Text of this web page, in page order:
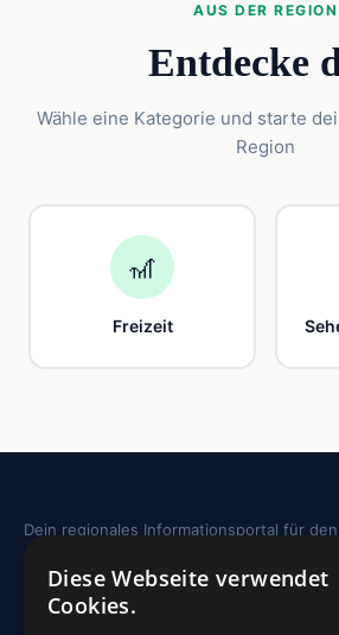
AUS DER REGION
Entdecke
Wähle eine Kategorie und starte
Region
🎢
Freizeit
Dein regionales Informationsportal für den
Sehenswürdigkeiten, Ausflugstipps und
deiner Region.
Diese Webseite verwendet
Cookies.